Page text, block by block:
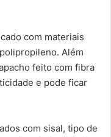
com materiais
Além
feito com fibra
e pode ficar
com sisal, tipo de